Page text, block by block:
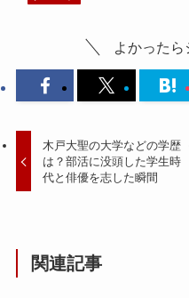
よかったら
木戸大聖の大学などの学歴
は？部活に没頭した学生時
代と俳優を志した瞬間
関連記事